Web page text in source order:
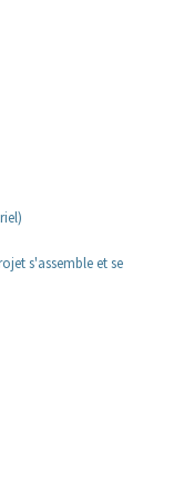
s'assemble et se